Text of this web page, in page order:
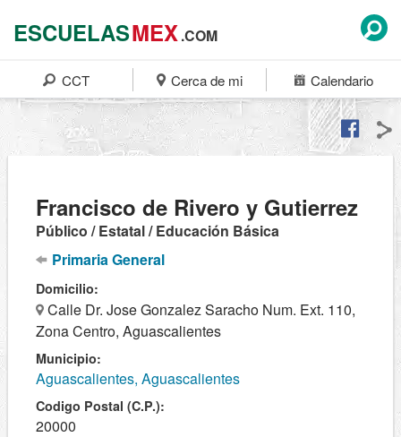
ESCUELASMEX.COM
CCT Cerca de mi Calendario
Francisco de Rivero y Gutierrez
Público / Estatal / Educación Básica
Primaria General
Domicilio:
Calle Dr. Jose Gonzalez Saracho Num. Ext. 110,
Zona Centro, Aguascalientes
Municipio:
Aguascalientes, Aguascalientes
Codigo Postal (C.P.):
20000